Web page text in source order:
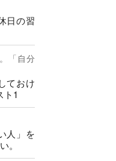
日の習
「自分
ておけ
ト1
人」を
。